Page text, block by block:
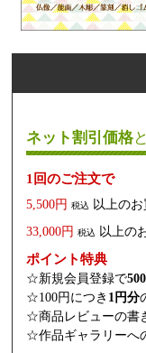
ネット割引価格
1回のご注文で
5,500円 税込 以上の
33,000円 税込 以上の
ポイント特典
☆新規会員登録で
☆100円につき 1円分
☆商品レビューの書
☆作品ギャラリーへ